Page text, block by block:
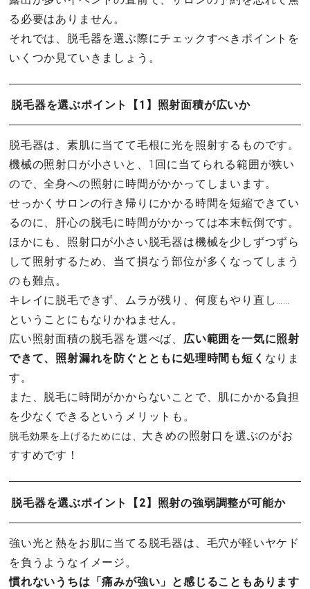
る必要はありません。
それでは、脱毛器を選ぶ際にチェックすべきポイントを
いくつか見ていきましょう。
脱毛器を選ぶポイント【1】照射面積が広いか
脱毛器は、素肌に当てて毛根に光を照射するものです。
機械の照射口が小さいと、1回に当てられる範囲が狭い
ので、全身への照射に時間がかかってしまいます。
せっかくサロンの行き帰りにかかる時間を短縮できてい
るのに、肝心の脱毛に時間がかかっては本末転倒です。
ほかにも、照射口が小さい脱毛器は機械を少しずつずら
して照射するため、当て損なう部位が多くなってしまう
のも難点。
キレイに脱毛できず、ムラが残り、何度もやり直し……
ということにもなりかねません。
広い照射面積の脱毛器を選べば、 広い範囲を一気に照射
できて、照射漏れを防ぐとともに処理時間も短く なりま
す。
また、脱毛に時間がかからないことで、肌にかかる負担
を少なくできるというメリットも。
脱毛効果を上げるためには、 大きめの照射口を選ぶのがお
すすめです！
脱毛器を選ぶポイント【2】照射の強弱調整が可能か
強い光と熱をお肌に当てる脱毛器は、毛穴が軽いヤケド
を負うようなイメージ。
慣れないうちは「痛みが強い」と感じることもあります